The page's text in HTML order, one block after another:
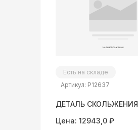
Есть на складе
Артикул: P12637
ДЕТАЛЬ СКОЛЬЖЕНИЯ
Цена: 12943,0 ₽